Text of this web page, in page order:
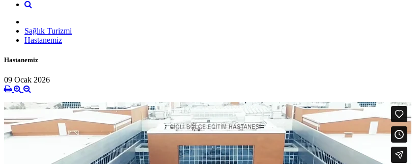
Sağlık Turizmi
Hastanemiz
Hastanemiz
09 Ocak 2026